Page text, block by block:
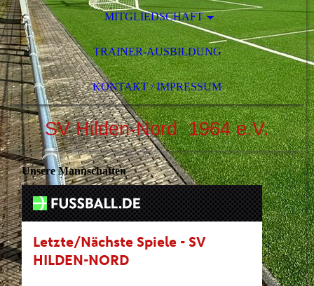
MITGLIEDSCHAFT
TRAINER-AUSBILDUNG
KONTAKT / IMPRESSUM
SV Hilden-Nord 1964 e.V.
Unsere Mannschaften